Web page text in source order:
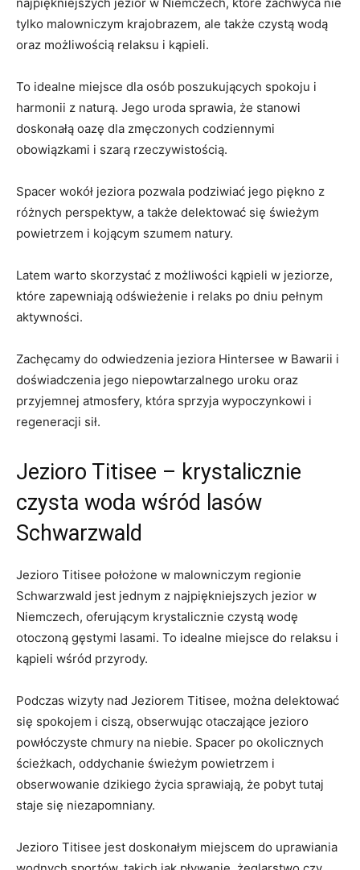
⁣tylko malowniczym krajobrazem, ale także czystą wodą
oraz możliwością​ relaksu i kąpieli.
To idealne​ miejsce dla osób poszukujących spokoju ⁤i
⁤harmonii z ‍naturą. Jego ⁣uroda sprawia, że stanowi
doskonałą oazę dla zmęczonych codziennymi
obowiązkami i szarą rzeczywistością.
Spacer wokół jeziora pozwala podziwiać jego piękno z
różnych perspektyw, a także delektować się świeżym
powietrzem i kojącym szumem natury.
Latem warto​ skorzystać z możliwości kąpieli w jeziorze,‍
które zapewniają odświeżenie i relaks po dniu pełnym
aktywności.
Zachęcamy do odwiedzenia jeziora Hintersee w Bawarii i
doświadczenia jego niepowtarzalnego uroku oraz
przyjemnej atmosfery, która sprzyja wypoczynkowi i
regeneracji sił.
Jezioro Titisee – krystalicznie
czysta woda wśród lasów
Schwarzwald
Jezioro Titisee położone w malowniczym regionie
Schwarzwald jest jednym z najpiękniejszych jezior w
Niemczech,​ oferującym⁤ krystalicznie czystą wodę
otoczoną gęstymi lasami. To idealne miejsce do relaksu i
kąpieli‍ wśród przyrody.
Podczas wizyty nad Jeziorem Titisee, można delektować ​
się spokojem i ciszą, obserwując otaczające jezioro
powłóczyste chmury na niebie. Spacer po‍ okolicznych
ścieżkach, oddychanie świeżym powietrzem i
obserwowanie dzikiego⁢ życia sprawiają, że pobyt tutaj
staje się ‌niezapomniany.
Jezioro Titisee jest doskonałym miejscem do uprawiania